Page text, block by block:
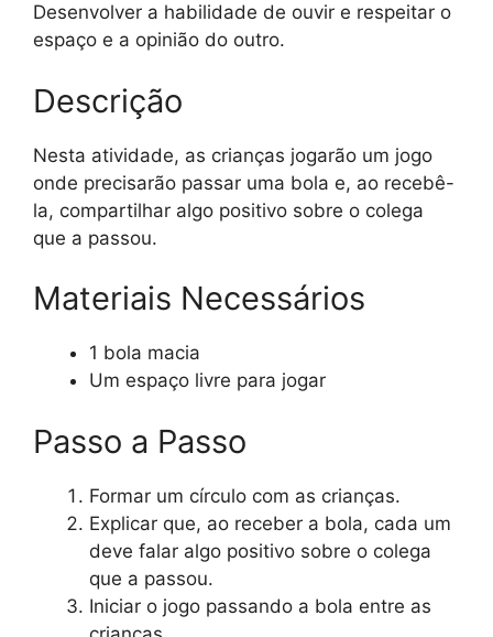
Desenvolver a habilidade de ouvir e respeitar o
espaço e a opinião do outro.
Descrição
Nesta atividade, as crianças jogarão um jogo
onde precisarão passar uma bola e, ao recebê-
la, compartilhar algo positivo sobre o colega
que a passou.
Materiais Necessários
1 bola macia
Um espaço livre para jogar
Passo a Passo
Formar um círculo com as crianças.
Explicar que, ao receber a bola, cada um
deve falar algo positivo sobre o colega
que a passou.
Iniciar o jogo passando a bola entre as